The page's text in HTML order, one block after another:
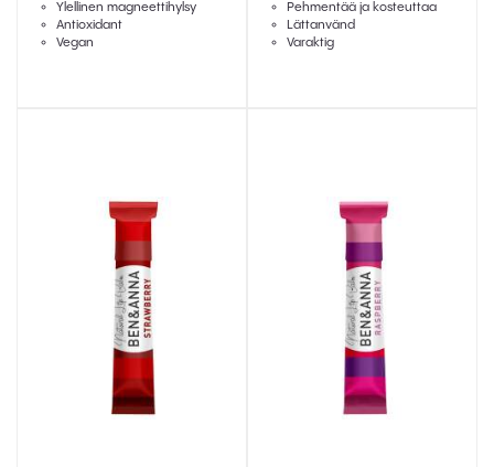
Ylellinen magneettihylsy
Antioxidant
Vegan
Pehmentää ja kosteuttaa
Lättanvänd
Varaktig